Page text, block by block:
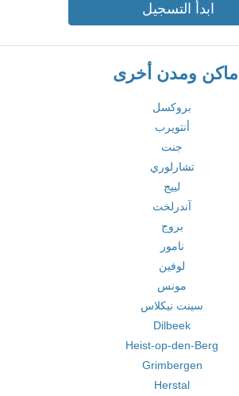
ابدأ التسجيل
أماكن ومدن أخرى
بروكسل
أنتويرب
جنت
تشارلوري
لييج
آندرلخت
بروج
نامور
لوفين
مونس
سينت نيكلاس
Dilbeek
Heist-op-den-Berg
Grimbergen
Herstal